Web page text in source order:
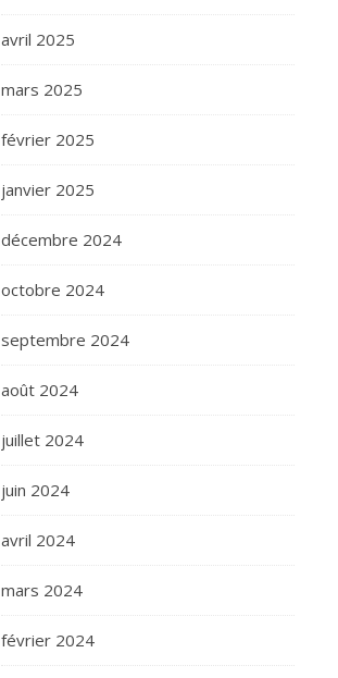
avril 2025
mars 2025
février 2025
janvier 2025
décembre 2024
octobre 2024
septembre 2024
août 2024
juillet 2024
juin 2024
avril 2024
mars 2024
février 2024